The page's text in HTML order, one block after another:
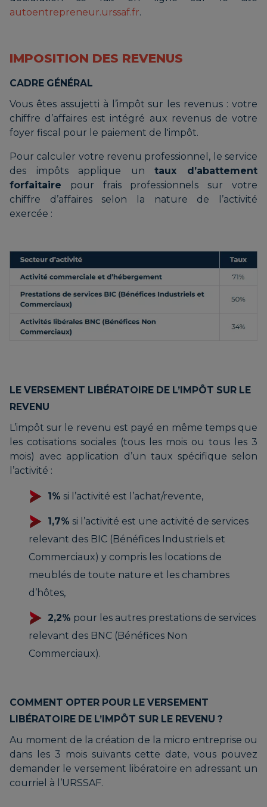
autoentrepreneur.urssaf.fr.
IMPOSITION DES REVENUS
CADRE GÉNÉRAL
Vous êtes assujetti à l’impôt sur les revenus : votre
chiffre d’affaires est intégré aux revenus de votre
foyer fiscal pour le paiement de l'impôt.
Pour calculer votre revenu professionnel, le service
des impôts applique untaux d’abattement
forfaitaire pour frais professionnels sur votre
chiffre d’affaires selon la nature de l’activité
exercée :
LE VERSEMENT LIBÉRATOIRE DE L’IMPÔT SUR LE
REVENU
L’impôt sur le revenu est payé en même temps que
les cotisations sociales (tous les mois ou tous les 3
mois) avec application d’un taux spécifique selon
l’activité :
1% si l’activité est l’achat/revente,
1,7% si l’activité est une activité de services
relevant des BIC (Bénéfices Industriels et
Commerciaux) y compris les locations de
meublés de toute nature et les chambres
d’hôtes,
2,2% pour les autres prestations de services
relevant des BNC (Bénéfices Non
Commerciaux).
COMMENT OPTER POUR LE VERSEMENT
LIBÉRATOIRE DE L’IMPÔT SUR LE REVENU ?
Au moment de la création de la micro entreprise ou
dans les 3 mois suivants cette date, vous pouvez
demander le versement libératoire en adressant un
courriel à l’URSSAF.